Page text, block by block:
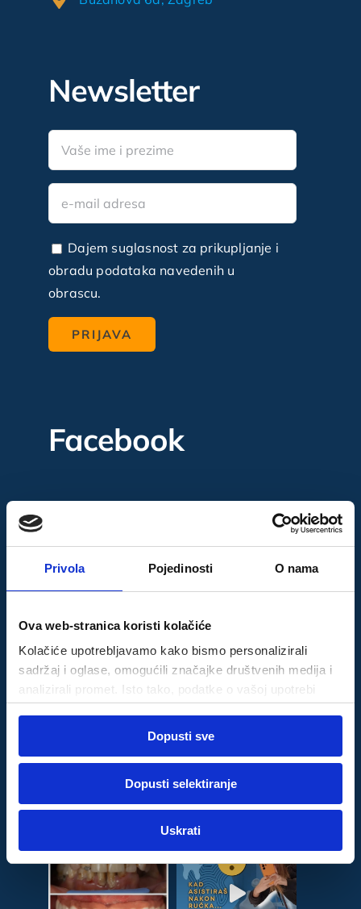
Privola Pojedinosti O nama
Ova web-stranica koristi kolačiće
Kolačiće upotrebljavamo kako bismo personalizirali
sadržaj i oglase, omogućili značajke društvenih medija i
analizirali promet. Isto tako, podatke o vašoj upotrebi
drugim podacima koje ste im pružili ili koje su prikupili
dok ste upotrebljavali njihove usluge.
Marketinški
Dopusti sve
Dopusti selektiranje
Uskrati
Newsletter
Dajem suglasnost za prikupljanje i
obradu podataka navedenih u
obrascu.
Facebook
Instagram